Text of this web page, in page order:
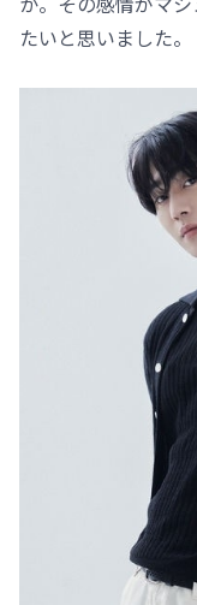
たいと思いました。